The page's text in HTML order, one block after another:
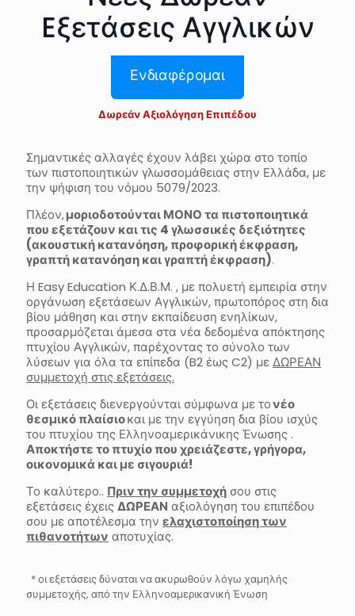
Eξετάσεις Αγγλικών
Ενδιαφέρομαι
Δωρεάν Αξιολόγηση Επιπέδου
Σημαντικές αλλαγές έχουν λάβει χώρα στο τοπίο
των πιστοποιητικών γλωσσομάθειας στην Ελλάδα, με
την ψήφιση του νόμου 5079/2023.
Πλέον,μοριοδοτούνταιΜΟΝΟ τα πιστοποιητικά
που εξετάζουν και τις 4 γλωσσικές δεξιότητες
(ακουστική κατανόηση, προφορική έκφραση,
γραπτή κατανόηση και γραπτή έκφραση).
Η Easy Education Κ.Δ.Β.Μ. , με πολυετή εμπειρία στην
οργάνωση εξετάσεων Αγγλικών, πρωτοπόρος στη δια
βίου μάθηση και στην εκπαίδευση ενηλίκων,
προσαρμόζεται άμεσα στα νέα δεδομένα απόκτησης
πτυχίου Αγγλικών, παρέχοντας το σύνολο των
λύσεων για όλα τα επίπεδα (B2 έως C2) μεΔΩΡΕΑΝ
συμμετοχή στις εξετάσεις.
Οι εξετάσεις διενεργούνται σύμφωνα με τονέο
θεσμικό πλαίσιοκαι με την εγγύηση δια βίου ισχύς
του πτυχίου της Ελληνοαμερικάνικης Ένωσης .
Αποκτήστε το πτυχίο που χρειάζεστε, γρήγορα,
οικονομικά και με σιγουριά!
Το καλύτερο.. Πριν την συμμετοχή σου στις
εξετάσεις έχειςΔΩΡΕΑΝ αξιολόγηση του επιπέδου
σου με αποτέλεσμα την ελαχιστοποίηση των
πιθανοτήτων αποτυχίας.
*οι εξετάσεις δύναται να ακυρωθούν λόγω χαμηλής
συμμετοχής, από την Ελληνοαμερικανική Ένωση